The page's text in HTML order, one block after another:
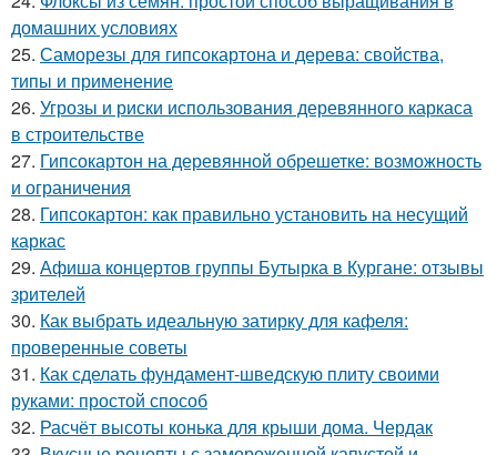
домашних условиях
25. Саморезы для гипсокартона и дерева: свойства,
типы и применение
26. Угрозы и риски использования деревянного каркаса
в строительстве
27. Гипсокартон на деревянной обрешетке: возможность
и ограничения
28. Гипсокартон: как правильно установить на несущий
каркас
29. Афиша концертов группы Бутырка в Кургане: отзывы
зрителей
30. Как выбрать идеальную затирку для кафеля:
проверенные советы
31. Как сделать фундамент-шведскую плиту своими
руками: простой способ
32. Расчёт высоты конька для крыши дома. Чердак